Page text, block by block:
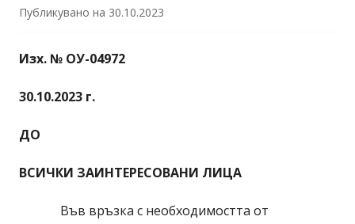
Публикувано на 30.10.2023
Изх. № ОУ-04972
30.10.2023 г.
ДО
ВСИЧКИ ЗАИНТЕРЕСОВАНИ ЛИЦА
Във връзка с необходимостта от